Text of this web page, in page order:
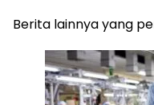
Berita lainnya yang